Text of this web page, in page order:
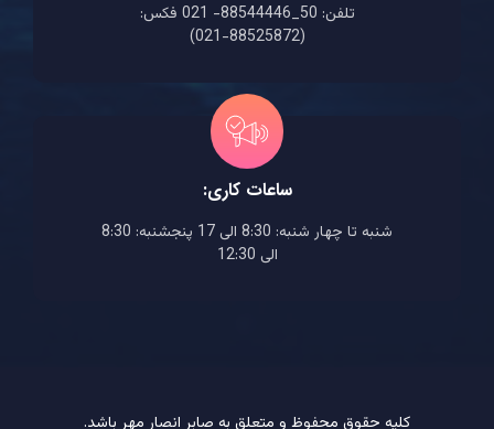
تلفن: 50_88544446- 021 فکس:
(88525872-021)
ساعات کاری:
شنبه تا چهار شنبه: 8:30 الی 17 پنجشنبه: 8:30
الی 12:30
کلیه حقوق محفوظ و متعلق به صابر انصار مهر باشد.